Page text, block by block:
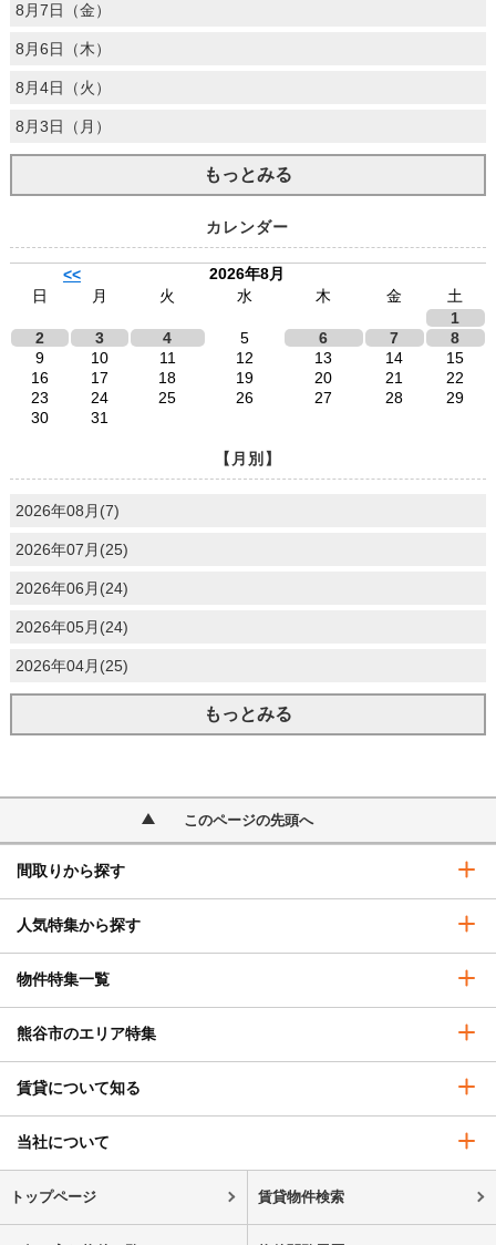
8月7日（金）
8月6日（木）
8月4日（火）
8月3日（月）
もっとみる
カレンダー
<<
2026年8月
日
月 火 水 木 金
土
1
2
3 4 5 6 7
8
9
10 11 12 13 14
15
16
17 18 19 20 21
22
23
24 25 26 27 28
29
30
31
【月別】
2026年08月(7)
2026年07月(25)
2026年06月(24)
2026年05月(24)
2026年04月(25)
もっとみる
このページの先頭へ
間取りから探す
人気特集から探す
物件特集一覧
熊谷市のエリア特集
賃貸について知る
当社について
トップページ 賃貸物件検索